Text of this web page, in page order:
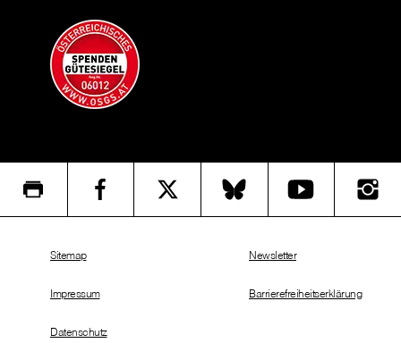
Sitemap
Impressum
Datenschutz
Newsletter
Barrierefreiheitserklärung